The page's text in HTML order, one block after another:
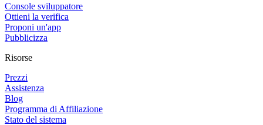
Console sviluppatore
Ottieni la verifica
Proponi un'app
Pubblicizza
Risorse
Prezzi
Assistenza
Blog
Programma di Affiliazione
Stato del sistema